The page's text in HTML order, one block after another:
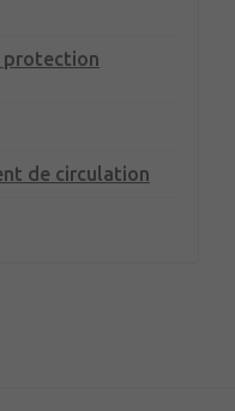
protection
de circulation